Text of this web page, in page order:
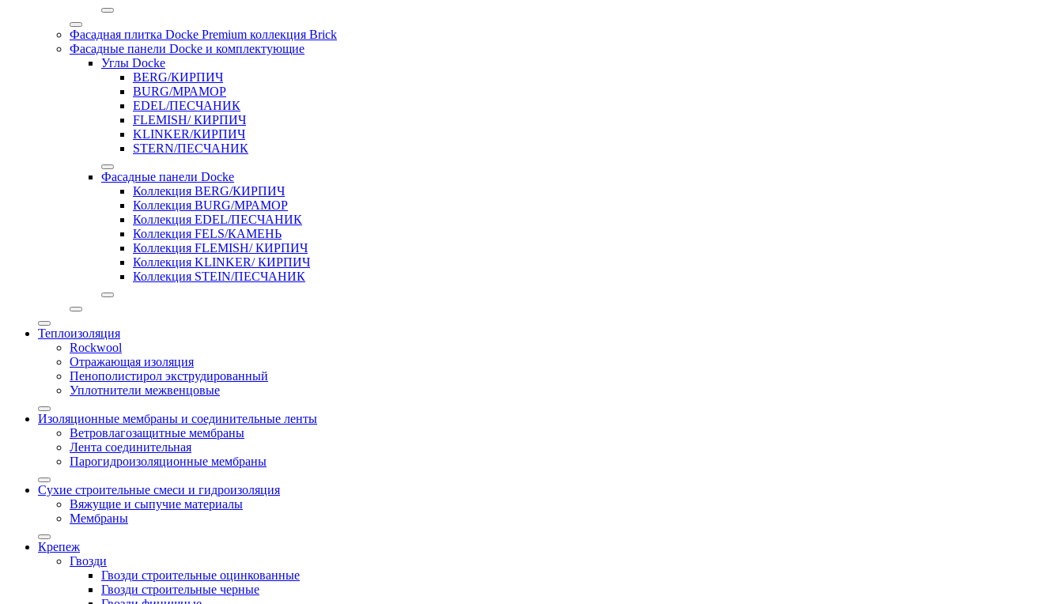
Фасадная плитка Docke Premium коллекция Brick
Фасадные панели Docke и комплектующие
Углы Docke
BERG/КИРПИЧ
BURG/МРАМОР
EDEL/ПЕСЧАНИК
FLEMISH/ КИРПИЧ
KLINKER/КИРПИЧ
STERN/ПЕСЧАНИК
Фасадные панели Docke
Коллекция BERG/КИРПИЧ
Коллекция BURG/МРАМОР
Коллекция EDEL/ПЕСЧАНИК
Коллекция FELS/КАМЕНЬ
Коллекция FLEMISH/ КИРПИЧ
Коллекция KLINKER/ КИРПИЧ
Коллекция STEIN/ПЕСЧАНИК
Теплоизоляция
Rockwool
Отражающая изоляция
Пенополистирол экструдированный
Уплотнители межвенцовые
Изоляционные мембраны и соединительные ленты
Ветровлагозащитные мембраны
Лента соединительная
Парогидроизоляционные мембраны
Сухие строительные смеси и гидроизоляция
Вяжущие и сыпучие материалы
Мембраны
Крепеж
Гвозди
Гвозди строительные оцинкованные
Гвозди строительные черные